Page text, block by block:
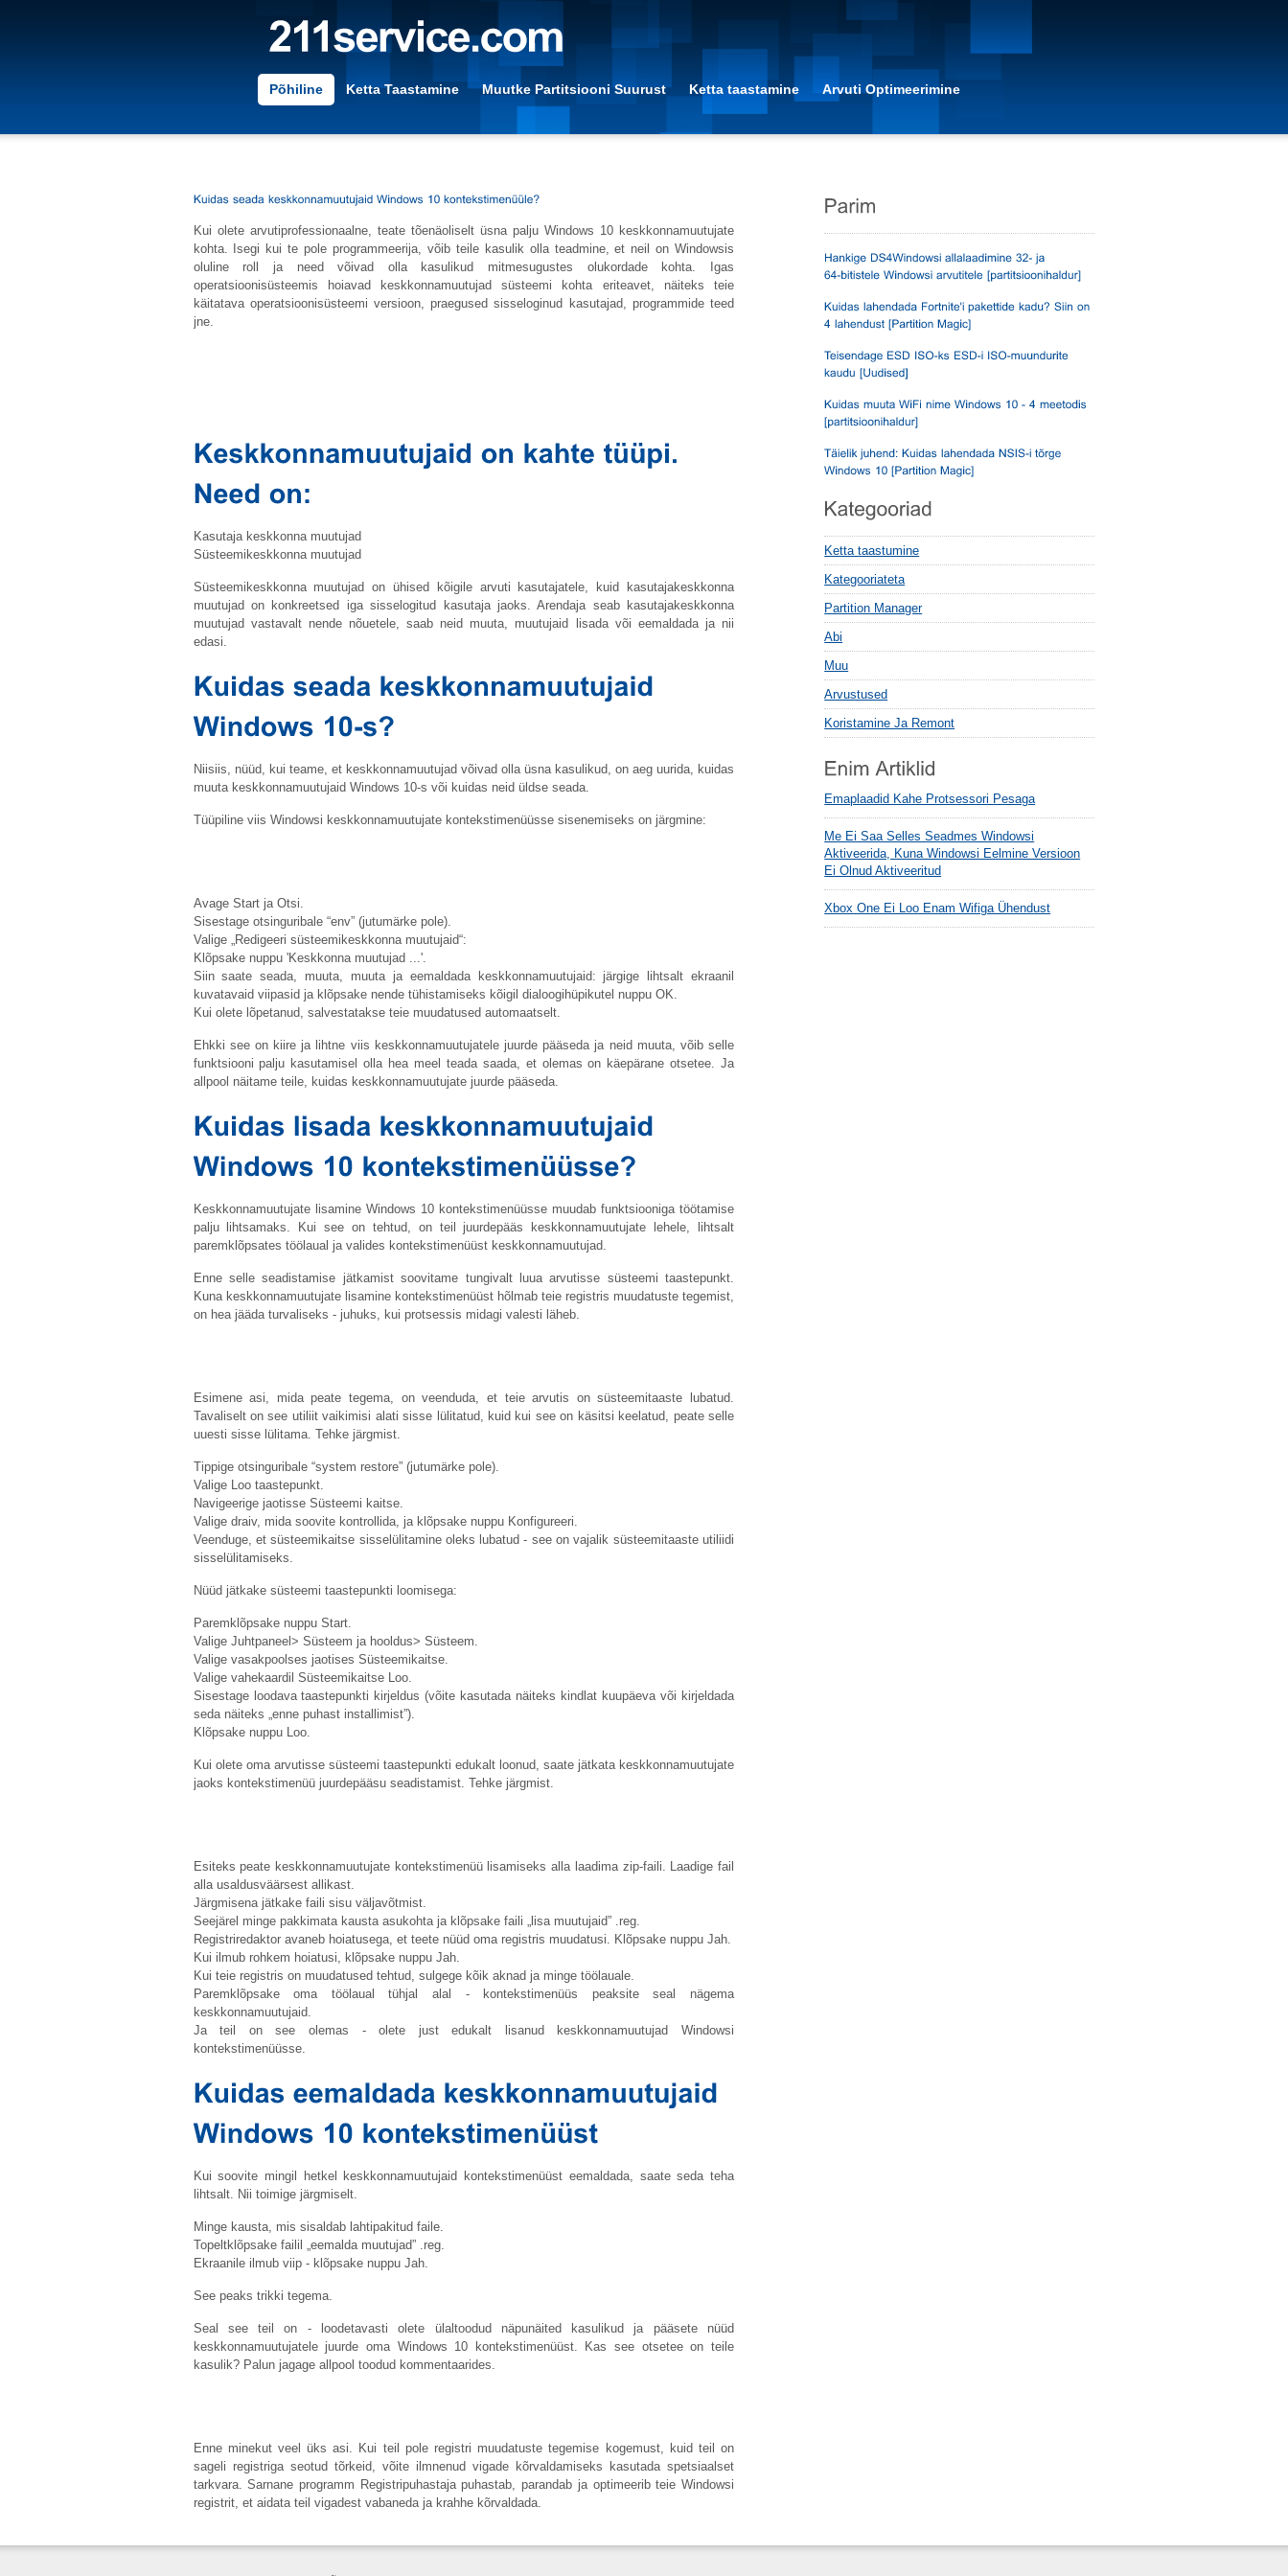
Põhiline Ketta Taastamine Muutke Partitsiooni Suurust Ketta taastamine Arvuti Optimeerimine
Kui olete arvutiprofessionaalne, teate tõenäoliselt üsna palju Windows 10 keskkonnamuutujate
kohta. Isegi kui te pole programmeerija, võib teile kasulik olla teadmine, et neil on Windowsis
oluline roll ja need võivad olla kasulikud mitmesugustes olukordade kohta. Igas
operatsioonisüsteemis hoiavad keskkonnamuutujad süsteemi kohta eriteavet, näiteks teie
käitatava operatsioonisüsteemi versioon, praegused sisseloginud kasutajad, programmide teed
jne.
Kasutaja keskkonna muutujad
Süsteemikeskkonna muutujad
Süsteemikeskkonna muutujad on ühised kõigile arvuti kasutajatele, kuid kasutajakeskkonna
muutujad on konkreetsed iga sisselogitud kasutaja jaoks. Arendaja seab kasutajakeskkonna
muutujad vastavalt nende nõuetele, saab neid muuta, muutujaid lisada või eemaldada ja nii
edasi.
Niisiis, nüüd, kui teame, et keskkonnamuutujad võivad olla üsna kasulikud, on aeg uurida, kuidas
muuta keskkonnamuutujaid Windows 10-s või kuidas neid üldse seada.
Tüüpiline viis Windowsi keskkonnamuutujate kontekstimenüüsse sisenemiseks on järgmine:
Avage Start ja Otsi.
Sisestage otsinguribale “env” (jutumärke pole).
Valige „Redigeeri süsteemikeskkonna muutujaid“:
Klõpsake nuppu 'Keskkonna muutujad ...'.
Siin saate seada, muuta, muuta ja eemaldada keskkonnamuutujaid: järgige lihtsalt ekraanil
kuvatavaid viipasid ja klõpsake nende tühistamiseks kõigil dialoogihüpikutel nuppu OK.
Kui olete lõpetanud, salvestatakse teie muudatused automaatselt.
Ehkki see on kiire ja lihtne viis keskkonnamuutujatele juurde pääseda ja neid muuta, võib selle
funktsiooni palju kasutamisel olla hea meel teada saada, et olemas on käepärane otsetee. Ja
allpool näitame teile, kuidas keskkonnamuutujate juurde pääseda.
Keskkonnamuutujate lisamine Windows 10 kontekstimenüüsse muudab funktsiooniga töötamise
palju lihtsamaks. Kui see on tehtud, on teil juurdepääs keskkonnamuutujate lehele, lihtsalt
paremklõpsates töölaual ja valides kontekstimenüüst keskkonnamuutujad.
Enne selle seadistamise jätkamist soovitame tungivalt luua arvutisse süsteemi taastepunkt.
Kuna keskkonnamuutujate lisamine kontekstimenüüst hõlmab teie registris muudatuste tegemist,
on hea jääda turvaliseks - juhuks, kui protsessis midagi valesti läheb.
Esimene asi, mida peate tegema, on veenduda, et teie arvutis on süsteemitaaste lubatud.
Tavaliselt on see utiliit vaikimisi alati sisse lülitatud, kuid kui see on käsitsi keelatud, peate selle
uuesti sisse lülitama. Tehke järgmist.
Tippige otsinguribale “system restore” (jutumärke pole).
Valige Loo taastepunkt.
Navigeerige jaotisse Süsteemi kaitse.
Valige draiv, mida soovite kontrollida, ja klõpsake nuppu Konfigureeri.
Veenduge, et süsteemikaitse sisselülitamine oleks lubatud - see on vajalik süsteemitaaste utiliidi
sisselülitamiseks.
Nüüd jätkake süsteemi taastepunkti loomisega:
Paremklõpsake nuppu Start.
Valige Juhtpaneel> Süsteem ja hooldus> Süsteem.
Valige vasakpoolses jaotises Süsteemikaitse.
Valige vahekaardil Süsteemikaitse Loo.
Sisestage loodava taastepunkti kirjeldus (võite kasutada näiteks kindlat kuupäeva või kirjeldada
seda näiteks „enne puhast installimist”).
Klõpsake nuppu Loo.
Kui olete oma arvutisse süsteemi taastepunkti edukalt loonud, saate jätkata keskkonnamuutujate
jaoks kontekstimenüü juurdepääsu seadistamist. Tehke järgmist.
Esiteks peate keskkonnamuutujate kontekstimenüü lisamiseks alla laadima zip-faili. Laadige fail
alla usaldusväärsest allikast.
Järgmisena jätkake faili sisu väljavõtmist.
Seejärel minge pakkimata kausta asukohta ja klõpsake faili „lisa muutujaid” .reg.
Registriredaktor avaneb hoiatusega, et teete nüüd oma registris muudatusi. Klõpsake nuppu Jah.
Kui ilmub rohkem hoiatusi, klõpsake nuppu Jah.
Kui teie registris on muudatused tehtud, sulgege kõik aknad ja minge töölauale.
Paremklõpsake oma töölaual tühjal alal - kontekstimenüüs peaksite seal nägema
keskkonnamuutujaid.
Ja teil on see olemas - olete just edukalt lisanud keskkonnamuutujad Windowsi
kontekstimenüüsse.
Kui soovite mingil hetkel keskkonnamuutujaid kontekstimenüüst eemaldada, saate seda teha
lihtsalt. Nii toimige järgmiselt.
Minge kausta, mis sisaldab lahtipakitud faile.
Topeltklõpsake failil „eemalda muutujad” .reg.
Ekraanile ilmub viip - klõpsake nuppu Jah.
See peaks trikki tegema.
Seal see teil on - loodetavasti olete ülaltoodud näpunäited kasulikud ja pääsete nüüd
keskkonnamuutujatele juurde oma Windows 10 kontekstimenüüst. Kas see otsetee on teile
kasulik? Palun jagage allpool toodud kommentaarides.
Enne minekut veel üks asi. Kui teil pole registri muudatuste tegemise kogemust, kuid teil on
sageli registriga seotud tõrkeid, võite ilmnenud vigade kõrvaldamiseks kasutada spetsiaalset
tarkvara. Sarnane programm Registripuhastaja puhastab, parandab ja optimeerib teie Windowsi
registrit, et aidata teil vigadest vabaneda ja krahhe kõrvaldada.
Ketta taastumine
Kategooriateta
Partition Manager
Abi
Muu
Arvustused
Koristamine Ja Remont
Emaplaadid Kahe Protsessori Pesaga
Me Ei Saa Selles Seadmes Windowsi
Aktiveerida, Kuna Windowsi Eelmine Versioon
Ei Olnud Aktiveeritud
Xbox One Ei Loo Enam Wifiga Ühendust